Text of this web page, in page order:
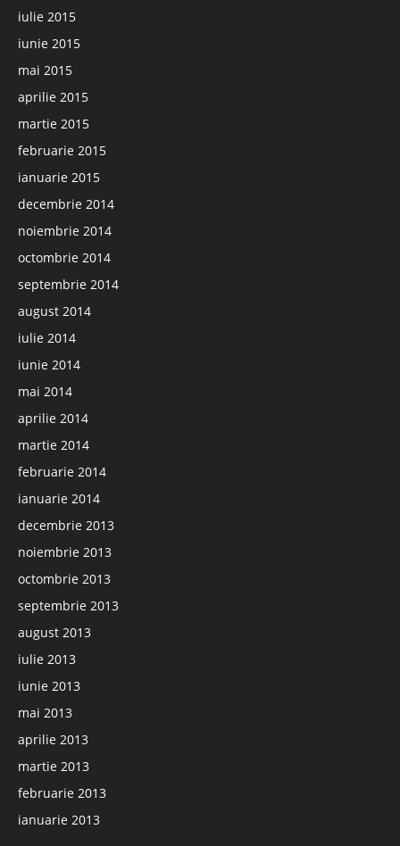
iulie 2015
iunie 2015
mai 2015
aprilie 2015
martie 2015
februarie 2015
ianuarie 2015
decembrie 2014
noiembrie 2014
octombrie 2014
septembrie 2014
august 2014
iulie 2014
iunie 2014
mai 2014
aprilie 2014
martie 2014
februarie 2014
ianuarie 2014
decembrie 2013
noiembrie 2013
octombrie 2013
septembrie 2013
august 2013
iulie 2013
iunie 2013
mai 2013
aprilie 2013
martie 2013
februarie 2013
ianuarie 2013